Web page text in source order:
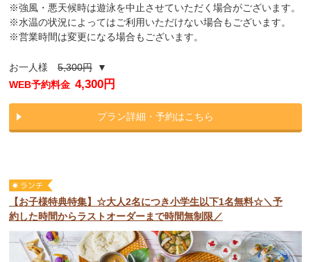
※強風・悪天候時は遊泳を中止させていただく場合がございます。
※水温の状況によってはご利用いただけない場合もございます。
※営業時間は変更になる場合もございます。
お一人様5,300円▼
WEB予約料金 4,300円
プラン詳細・予約はこちら
【お子様特典特集】☆大人2名につき小学生以下1名無料☆＼予
約した時間からラストオーダーまで時間無制限／